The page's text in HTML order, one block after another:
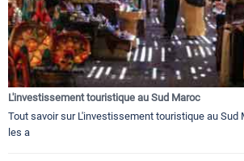
L'investissement touristique au Sud Maroc
Tout savoir sur L'investissement touristique au Sud
les a